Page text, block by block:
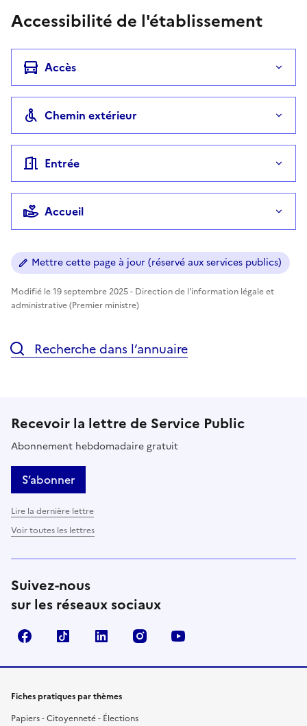
Accessibilité de l'établissement
Accès
Chemin extérieur
Entrée
Accueil
Mettre cette page à jour (réservé aux services publics)
Modifié le 19 septembre 2025 - Direction de l'information légale et
administrative (Premier ministre)
Recherche dans l’annuaire
Recevoir la lettre de Service Public
Abonnement hebdomadaire gratuit
S’abonner
Lire la dernière lettre
Voir toutes les lettres
Suivez-nous
sur les réseaux sociaux
FacebookTikTok LinkedIn Instagram
Fiches pratiques par thèmes
Papiers - Citoyenneté - Élections